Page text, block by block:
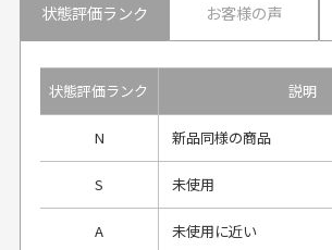
状態評価ランク お客様の声
状態評価ランク 説明
N 新品同様の商品
S 未使用
A 未使用に近い